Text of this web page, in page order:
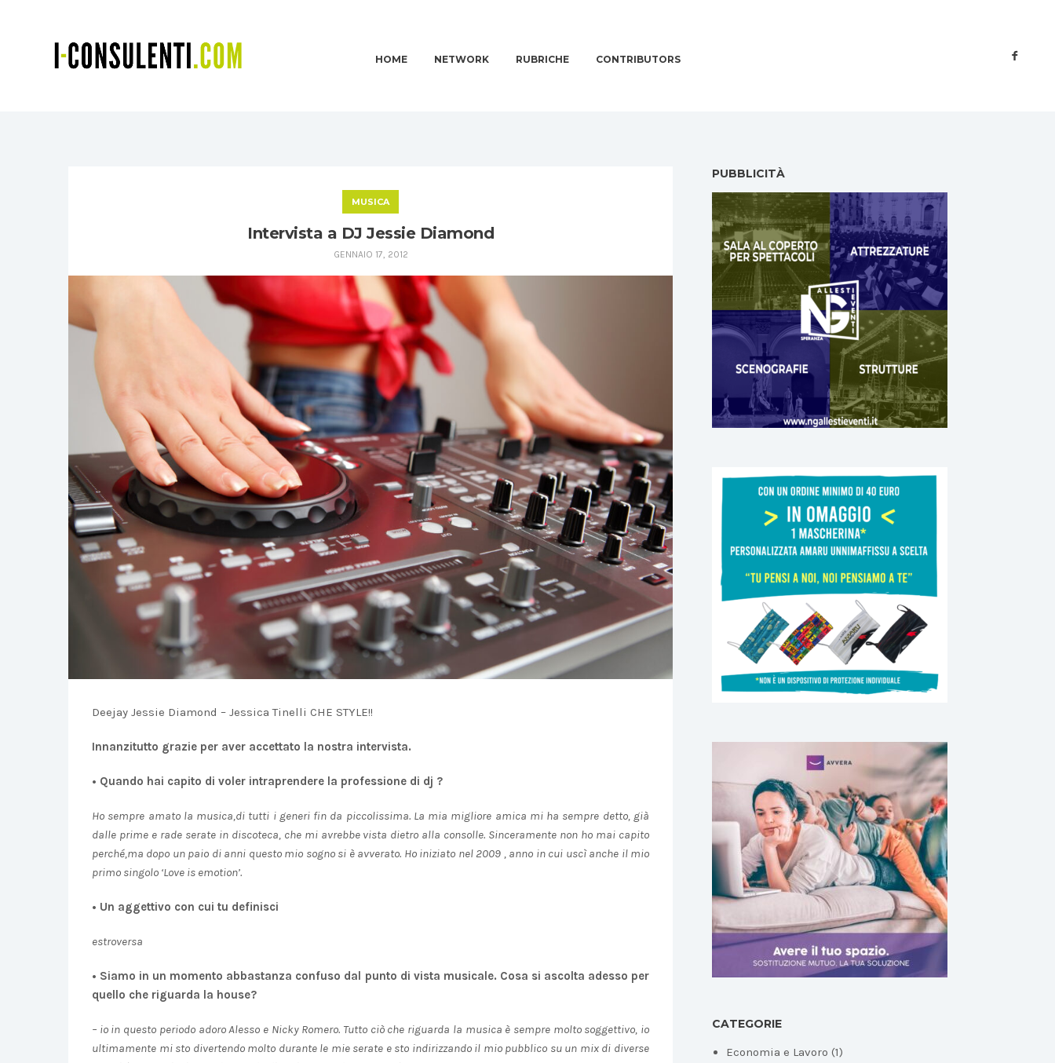
HOME NETWORK RUBRICHE CONTRIBUTORS
MUSICA
Intervista a DJ Jessie Diamond
GENNAIO 17, 2012
Deejay Jessie Diamond – Jessica Tinelli CHE STYLE!!
Innanzitutto grazie per aver accettato la nostra intervista.
• Quando hai capito di voler intraprendere la professione di dj ?
Ho sempre amato la musica,di tutti i generi fin da piccolissima. La mia migliore amica mi ha sempre detto, già
dalle prime e rade serate in discoteca, che mi avrebbe vista dietro alla consolle. Sinceramente non ho mai capito
perché,ma dopo un paio di anni questo mio sogno si è avverato. Ho iniziato nel 2009 , anno in cui uscì anche il mio
primo singolo ‘Love is emotion’.
• Un aggettivo con cui tu definisci
estroversa
• Siamo in un momento abbastanza confuso dal punto di vista musicale. Cosa si ascolta adesso per
quello che riguarda la house?
– io in questo periodo adoro Alesso e Nicky Romero. Tutto ciò che riguarda la musica è sempre molto soggettivo, io
ultimamente mi sto divertendo molto durante le mie serate e sto indirizzando il mio pubblico su un mix di diverse
PUBBLICITÀ
CATEGORIE
Economia e Lavoro (1)